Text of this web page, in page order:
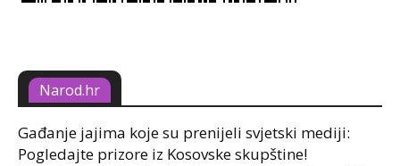
Narod.hr
Gađanje jajima koje su prenijeli svjetski mediji:
Pogledajte prizore iz Kosovske skupštine!